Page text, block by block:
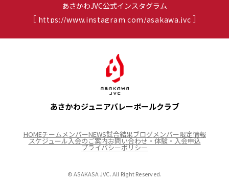
あさかわJVC公式インスタグラム
［ https://www.instagram.com/asakawa.jvc ］
あさかわジュニアバレーボールクラブ
HOMEチームメンバーNEWS試合結果ブログメンバー限定情報
スケジュール入会のご案内お問い合わせ・体験・入会申込
プライバシーポリシー
© ASAKASA JVC. All Right Reserved.